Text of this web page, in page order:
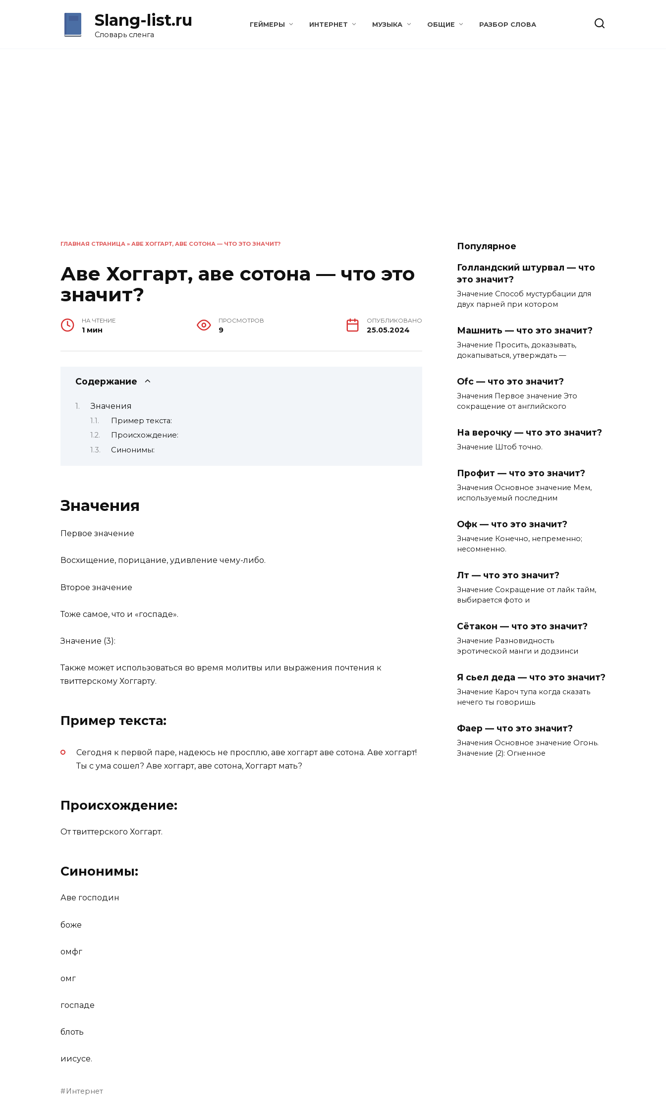
Slang-list.ru
Словарь сленга
ГЕЙМЕРЫ ИНТЕРНЕТ МУЗЫКА ОБЩИЕ РАЗБОР СЛОВА
ГЛАВНАЯ СТРАНИЦА » АВЕ ХОГГАРТ, АВЕ СОТОНА — ЧТО ЭТО ЗНАЧИТ?
Аве Хоггарт, аве сотона — что это
значит?
НА ЧТЕНИЕ
1 мин
ПРОСМОТРОВ
9
ОПУБЛИКОВАНО
25.05.2024
Содержание
Значения
Пример текста:
Происхождение:
Синонимы:
Значения
Первое значение
Восхищение, порицание, удивление чему-либо.
Второе значение
Тоже самое, что и «госпаде».
Значение (3):
Также может использоваться во время молитвы или выражения почтения к
твиттерскому Хоггарту.
Пример текста:
Сегодня к первой паре, надеюсь не просплю, аве хоггарт аве сотона. Аве хоггарт!
Ты с ума сошел? Аве хоггарт, аве сотона, Хоггарт мать?
Происхождение:
От твиттерского Хоггарт.
Синонимы:
Аве господин
боже
омфг
омг
госпаде
блоть
иисусе.
Интернет
Популярное
Голландский штурвал — что
это значит?
Значение Способ мустурбации для
двух парней при котором
Машнить — что это значит?
Значение Просить, доказывать,
докапываться, утверждать —
Ofc — что это значит?
Значения Первое значение Это
сокращение от английского
На верочку — что это значит?
Значение Штоб точно.
Профит — что это значит?
Значения Основное значение Мем,
используемый последним
Офк — что это значит?
Значение Конечно, непременно;
несомненно.
Лт — что это значит?
Значение Сокращение от лайк тайм,
выбирается фото и
Сётакон — что это значит?
Значение Разновидность
эротической манги и додзинси
Я сьел деда — что это значит?
Значение Кароч тупа когда сказать
нечего ты говоришь
Фаер — что это значит?
Значения Основное значение Огонь.
Значение (2): Огненное